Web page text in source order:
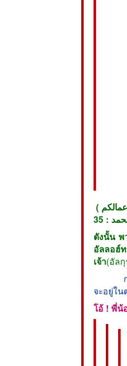
)
: 35
ดังนั้น
อัลลอฮ์
เจ้า(อัล
การต่
จะอยู่ใ
โอ้ ! พี่น้